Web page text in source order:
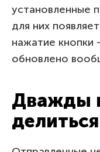
установленные
для них
нажатие
обновлено
Дважды